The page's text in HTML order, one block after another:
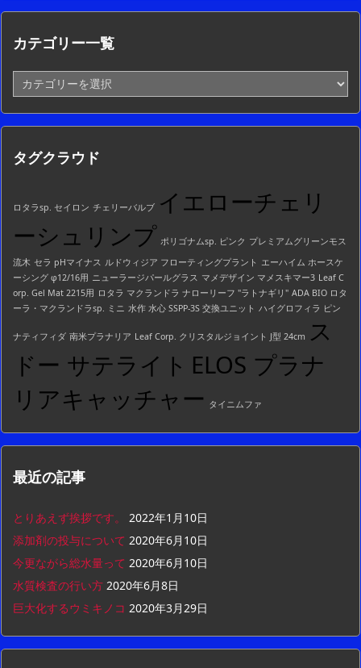
カテゴリー一覧
カ
テ
ゴ
リ
一
タグクラウド
ロタラsp. セイロン チェリーバルブ イエローチェリ
ーシュリンプ ポリゴナムsp. ピンク プレミアムグリーンモス
流木 セラ pHマイナス ルドウィジア フローティングプラント エーハイム ホースケ
ーシング φ12/16用 ニューラージパールグラス マメデザイン マメスキマー3 Leaf C
orp. Gel Mat 2215用 ロタラ マクランドラ ナローリーフ "ラトナギリ" ADA BIO ロタ
ーラ・マクランドラsp. ミニ 水作 水心 SSPP-3S 交換ユニット ハイグロフィラ ピン
ナティフィダ 南米プラナリア Leaf Corp. クリスタルジョイント J型 24cm ス
ドー サテライト ELOS プラナ
リアキャッチャー
タイニムファ
最近の記事
とりあえず挨拶です。
2022年1月10日
添加剤の投与について 2020年6月10日
今更ながら総水量って 2020年6月10日
水質検査の行い方 2020年6月8日
巨大化するウミキノコ 2020年3月29日